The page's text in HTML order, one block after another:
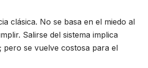
clásica. No se basa en el miedo al
Salirse del sistema implica
pero se vuelve costosa para el